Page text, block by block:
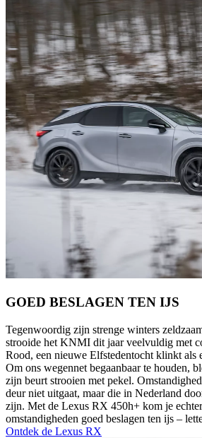
GOED BESLAGEN TEN IJS
Tegenwoordig zijn strenge winters
strooide het KNMI dit jaar veelvuldig met
Rood, een nieuwe Elfstedentocht klinkt als
Om ons wegennet begaanbaar te houden,
zijn beurt strooien met pekel.
deur niet uitgaat, maar die in Nederland
zijn. Met de Lexus RX 450h+ kom je
omstandigheden goed beslagen ten ijs –
Ontdek de Lexus RX